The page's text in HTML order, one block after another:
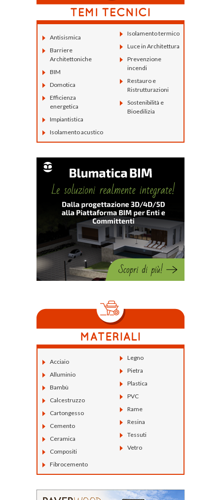
Antisismica
Barriere
Architettoniche
BIM
Domotica
Efficienza
energetica
Impiantistica
Isolamento acustico
Isolamento termico
Luce in Architettura
Prevenzione
incendi
Restauro e
Ristrutturazioni
Sostenibilità e
Bioedilizia
Acciaio
Alluminio
Bambù
Calcestruzzo
Cartongesso
Cemento
Ceramica
Compositi
Fibrocemento
Legno
Pietra
Plastica
PVC
Rame
Resina
Tessuti
Vetro